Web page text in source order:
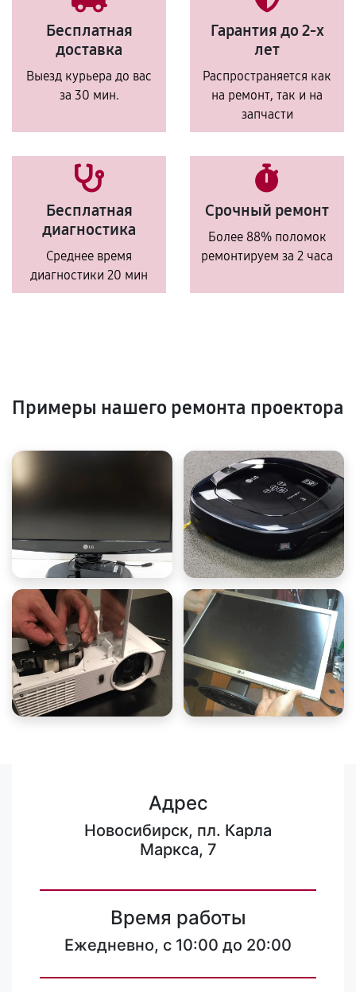
Бесплатная
доставка
Выезд курьера до вас
за 30 мин.
Гарантия до 2-х
лет
Распространяется как
на ремонт, так и на
запчасти
Бесплатная
диагностика
Среднее время
диагностики 20 мин
Срочный ремонт
Более 88% поломок
ремонтируем за 2 часа
Примеры нашего ремонта проектора
Адрес
Новосибирск, пл. Карла
Маркса, 7
Время работы
Ежедневно, с 10:00 до 20:00